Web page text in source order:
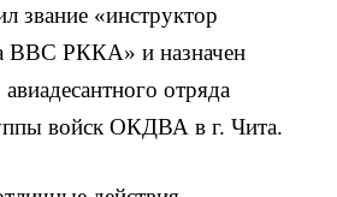
звание «инструктор
ВВС РККА» и назначен
отряда
войск ОКДВА в г. Чита.